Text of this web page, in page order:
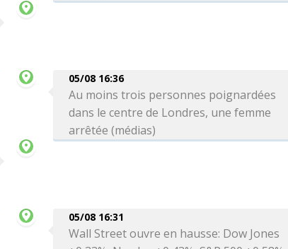
05/08 16:36
Au moins trois personnes poignardées
dans le centre de Londres, une femme
arrêtée (médias)
05/08 16:31
Wall Street ouvre en hausse: Dow Jones